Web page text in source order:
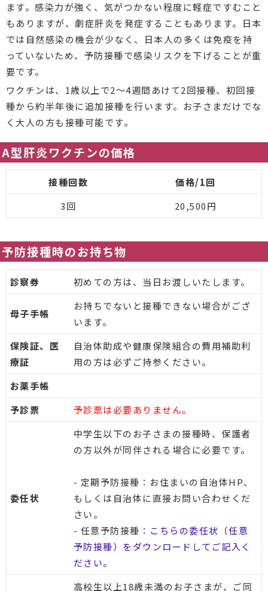
ます。感染力が強く、気がつかない程度に軽症ですむこと
もありますが、劇症肝炎を発症することもあります。日本
では自然感染の機会が少なく、日本人の多くは免疫を持
っていないため、予防接種で感染リスクを下げることが重
要です。
ワクチンは、1歳以上で2～4週間あけて2回接種、初回接
種から約半年後に追加接種を行います。お子さまだけでな
く大人の方も接種可能です。
A型肝炎ワクチンの価格
接種回数
価格/1回
3回
20,500円
予防接種時のお持ち物
診察券 初めての方は、当日お渡しいたします。
母子手帳
お持ちでないと接種できない場合がござ
います。
保険証、医
療証
自治体助成や健康保険組合の費用補助利
用の方は必ずご持参ください。
お薬手帳
予診票
予診票は必要ありません。
委任状
中学生以下のお子さまの接種時、保護者
の方以外が同伴される場合に必要です。
- 定期予防接種：お住まいの自治体HP、
もしくは自治体に直接お問い合わせくだ
さい。
- 任意予防接種： こちらの委任状（任意
予防接種）をダウンロードしてご記入く
ださい。
高校生以上18歳未満のお子さまが、ご同